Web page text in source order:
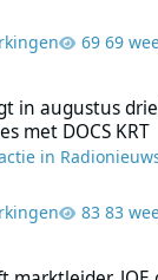
69
in augustus
met DOCS KRT
in
83